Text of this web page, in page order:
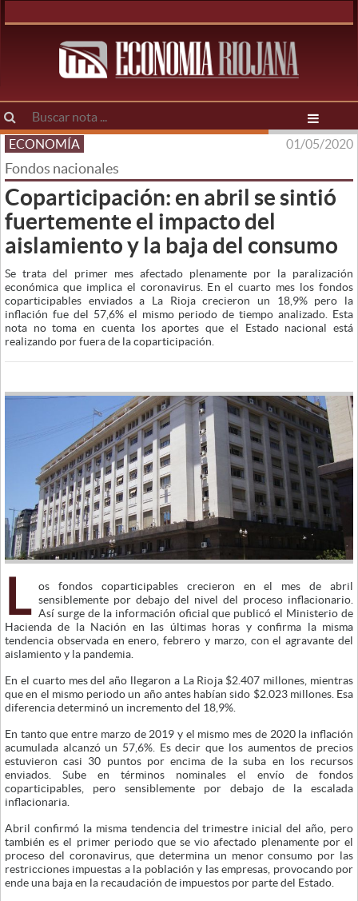
ECONOMÍA 01/05/2020
Fondos nacionales
Coparticipación: en abril se sintió
fuertemente el impacto del
aislamiento y la baja del consumo
Se trata del primer mes afectado plenamente por la paralización
económica que implica el coronavirus. En el cuarto mes los fondos
coparticipables enviados a La Rioja crecieron un 18,9% pero la
inflación fue del 57,6% el mismo periodo de tiempo analizado. Esta
nota no toma en cuenta los aportes que el Estado nacional está
realizando por fuera de la coparticipación.
L
os fondos coparticipables crecieron en el mes de abril
sensiblemente por debajo del nivel del proceso inflacionario.
Así surge de la información oficial que publicó el Ministerio de
Hacienda de la Nación en las últimas horas y confirma la misma
tendencia observada en enero, febrero y marzo, con el agravante del
aislamiento y la pandemia.
En el cuarto mes del año llegaron a La Rioja $2.407 millones, mientras
que en el mismo periodo un año antes habían sido $2.023 millones. Esa
diferencia determinó un incremento del 18,9%.
En tanto que entre marzo de 2019 y el mismo mes de 2020 la inflación
acumulada alcanzó un 57,6%. Es decir que los aumentos de precios
estuvieron casi 30 puntos por encima de la suba en los recursos
enviados. Sube en términos nominales el envío de fondos
coparticipables, pero sensiblemente por debajo de la escalada
inflacionaria.
Abril confirmó la misma tendencia del trimestre inicial del año, pero
también es el primer periodo que se vio afectado plenamente por el
proceso del coronavirus, que determina un menor consumo por las
restricciones impuestas a la población y las empresas, provocando por
ende una baja en la recaudación de impuestos por parte del Estado.